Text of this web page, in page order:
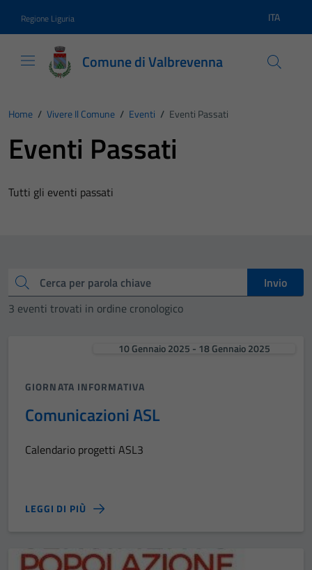
Regione Liguria Lingua
ITA
Comune di Valbrevenna
Home / Vivere Il Comune / Eventi / Eventi Passati
Eventi Passati
Tutti gli eventi passati
Cerca
Invio
3 eventi trovati in ordine cronologico
10 Gennaio 2025 - 18 Gennaio 2025
GIORNATA INFORMATIVA
Comunicazioni ASL
Calendario progetti ASL3
LEGGI DI PIÙ